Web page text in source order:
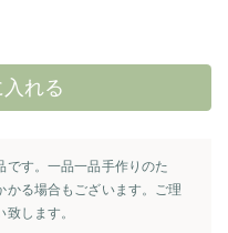
れる
です。一品一品手作りのた
かる場合もございます。ご理
します。